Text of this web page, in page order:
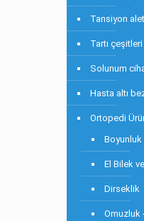
Tansiyon
Tartı çeşitleri
Solunum
Hasta altı
Ortopedi
Boyunluk
El Bilek
Dirseklik
Omuzluk